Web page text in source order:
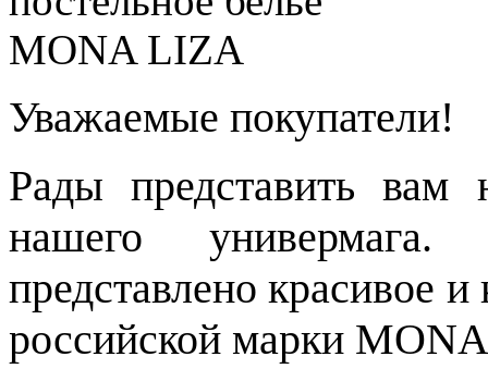
Уважаемые покупатели!
Рады представить вам
нашего
представлено красивое и
российской марки